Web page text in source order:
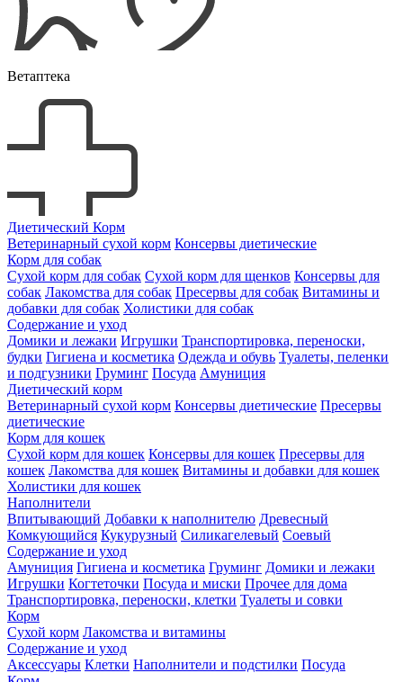
Ветаптека
Диетический Корм
Ветеринарный сухой корм Консервы диетические
Корм для собак
Сухой корм для собак Сухой корм для щенков Консервы для
собак Лакомства для собак Пресервы для собак Витамины и
добавки для собак Холистики для собак
Содержание и уход
Домики и лежаки Игрушки Транспортировка, переноски,
будки Гигиена и косметика Одежда и обувь Туалеты, пеленки
и подгузники Груминг Посуда Амуниция
Диетический корм
Ветеринарный сухой корм Консервы диетические Пресервы
диетические
Корм для кошек
Сухой корм для кошек Консервы для кошек Пресервы для
кошек Лакомства для кошек Витамины и добавки для кошек
Холистики для кошек
Наполнители
Впитывающий Добавки к наполнителю Древесный
Комкующийся Кукурузный Силикагелевый Соевый
Содержание и уход
Амуниция Гигиена и косметика Груминг Домики и лежаки
Игрушки Когтеточки Посуда и миски Прочее для дома
Транспортировка, переноски, клетки Туалеты и совки
Корм
Сухой корм Лакомства и витамины
Содержание и уход
Аксессуары Клетки Наполнители и подстилки Посуда